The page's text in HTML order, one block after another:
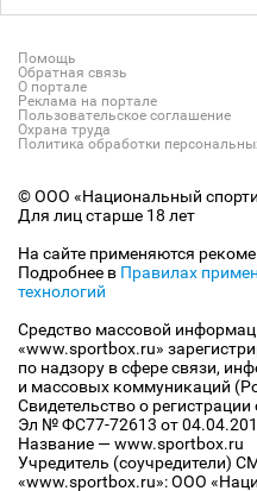
Помощь
Обратная связь
О портале
Реклама на портале
Пользовательское соглашение
Охрана труда
Политика обработки
© ООО «Национальный
Для лиц старше 18 лет
На сайте применяются
Подробнее в Правилах
технологий
Средство массовой
«www.sportbox.ru»
по надзору в сфере связи,
и массовых коммуникаций
Свидетельство о
Эл № ФС77-72613 от
Название — www.sportbox.ru
Учредитель (соучредители)
«www.sportbox.ru»: ООО